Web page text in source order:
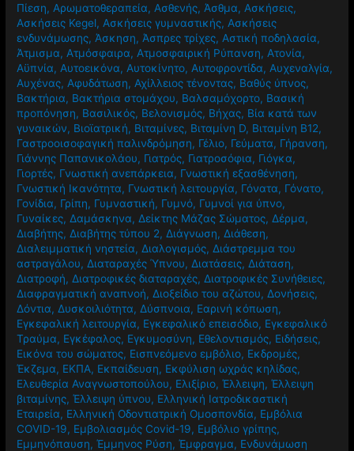
Πίεση, Αρωματοθεραπεία, Ασθενής, Άσθμα, Ασκήσεις,
Ασκήσεις Kegel, Ασκήσεις γυμναστικής, Ασκήσεις
ενδυνάμωσης, Άσκηση, Άσπρες τρίχες, Αστική ποδηλασία,
Άτμισμα, Ατμόσφαιρα, Ατμοσφαιρική Ρύπανση, Ατονία,
Αϋπνία, Αυτοεικόνα, Αυτοκίνητο, Αυτοφροντίδα, Αυχεναλγία,
Αυχένας, Αφυδάτωση, Αχίλλειος τένοντας, Βαθύς ύπνος,
Βακτήρια, Βακτήρια στομάχου, Βαλσαμόχορτο, Βασική
προπόνηση, Βασιλικός, Βελονισμός, Βήχας, Βία κατά των
γυναικών, Βιοϊατρική, Βιταμίνες, Βιταμίνη D, Βιταμίνη Β12,
Γαστροοισοφαγική παλινδρόμηση, Γέλιο, Γεύματα, Γήρανση,
Γιάννης Παπανικολάου, Γιατρός, Γιατροσόφια, Γιόγκα,
Γιορτές, Γνωστική ανεπάρκεια, Γνωστική εξασθένηση,
Γνωστική Ικανότητα, Γνωστική λειτουργία, Γόνατα, Γόνατο,
Γονίδια, Γρίπη, Γυμναστική, Γυμνό, Γυμνοί για ύπνο,
Γυναίκες, Δαμάσκηνα, Δείκτης Μάζας Σώματος, Δέρμα,
Διαβήτης, Διαβήτης τύπου 2, Διάγνωση, Διάθεση,
Διαλειμματική νηστεία, Διαλογισμός, Διάστρεμμα του
αστραγάλου, Διαταραχές Ύπνου, Διατάσεις, Διάταση,
Διατροφή, Διατροφικές διαταραχές, Διατροφικές Συνήθειες,
Διαφραγματική αναπνοή, Διοξείδιο του αζώτου, Δονήσεις,
Δόντια, Δυσκοιλιότητα, Δύσπνοια, Εαρινή κόπωση,
Εγκεφαλική λειτουργία, Εγκεφαλικό επεισόδιο, Εγκεφαλικό
Τραύμα, Εγκέφαλος, Εγκυμοσύνη, Εθελοντισμός, Ειδήσεις,
Εικόνα του σώματος, Εισπνεόμενο εμβόλιο, Εκδρομές,
Έκζεμα, ΕΚΠΑ, Εκπαίδευση, Εκφύλιση ωχράς κηλίδας,
Ελευθερία Αναγνωστοπούλου, Ελιξίριο,Έλλειψη,Έλλειψη
βιταμίνης,Έλλειψη ύπνου, Ελληνική Ιατροδικαστική
Εταιρεία, Ελληνική Οδοντιατρική Ομοσπονδία, Εμβόλια
COVID-19, Εμβολιασμός Covid-19, Εμβόλιο γρίπης,
Εμμηνόπαυση,Έμμηνος Ρύση,Έμφραγμα, Ενδυνάμωση